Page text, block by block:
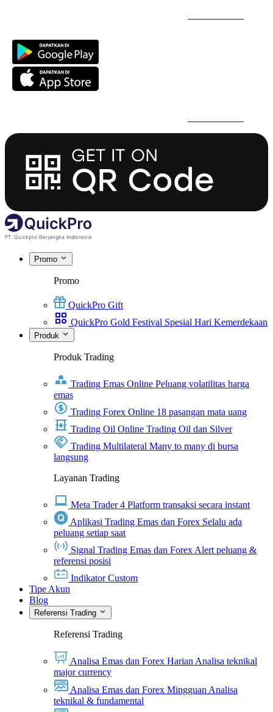
Promo
Promo
QuickPro Gift
QuickPro Gold Festival Spesial Hari Kemerdekaan
Produk
Produk Trading
Trading Emas Online Peluang volatilitas harga
emas
Trading Forex Online 18 pasangan mata uang
Trading Oil Online Trading Oil dan Silver
Trading Multilateral Many to many di bursa
langsung
Layanan Trading
Meta Trader 4 Platform transaksi secara instant
Aplikasi Trading Emas dan Forex Selalu ada
peluang setiap saat
Signal Trading Emas dan Forex Alert peluang &
referensi posisi
Indikator Custom
Tipe Akun
Blog
Referensi Trading
Referensi Trading
Analisa Emas dan Forex Harian Analisa teknikal
major currency
Analisa Emas dan Forex Mingguan Analisa
teknikal & fundamental